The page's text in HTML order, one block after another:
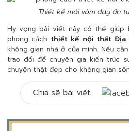
Thiết kế mái vòm đầy ấn
Hy vọng bài viết này có thể giúp
phong cách thiết kế nội thất Địa
không gian nhà ở của mình. Nếu
trao đổi để chuyên gia kiến trúc
chuyện thật đẹp cho không gian
Chia sẽ bài viết: